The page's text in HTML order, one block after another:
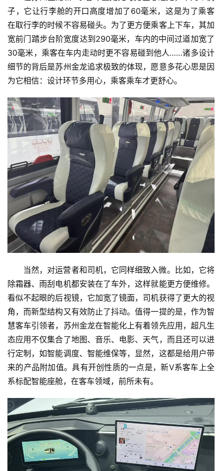
教
育
专
题
汽
车
·
新
能
子，它让行李舱的开口高度增加了60毫米，这是为了乘客
在取行李的时候不容易碰头。为了更方便乘客上下车，其加
宽前门踏步台阶宽度达到290毫米，车内的中间过道加宽了
30毫米，乘客在车内走动时更不容易碰到他人……诸多设计
细节的背后是苏州金龙追求极致的体现，愿意多花心思是因
为它相信：设计环节多用心，乘客乘车才更舒心。
当然，对运营者和司机，它同样细致入微。比如，它将
除霜器、雨刮电机都安装在了车外，这样就能更方便维修。
看似不起眼的后视镜，它加宽了镜面，司机获得了更大的视
角，而新型结构又有效防止了抖动。值得一提的是，作为智
慧客车引领者，苏州金龙在智能化上有着领先应用，超凡生
态应用不仅集合了地图、音乐、电影、天气，而且还可以进
行定制，如智能调度、智能维保等，显然，这都是给用户带
来的产品附加值。具有开创性质的一点是，新V系客车上全
系标配智能座舱，在客车领域，前所未有。